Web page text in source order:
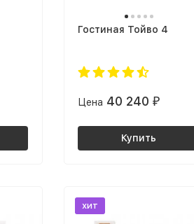
Гостиная Тойво 4
Цена 40 240 ₽
Купить
хит